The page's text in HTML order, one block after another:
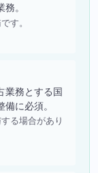
。
す。
業務とする国
に必須。
る場合があり